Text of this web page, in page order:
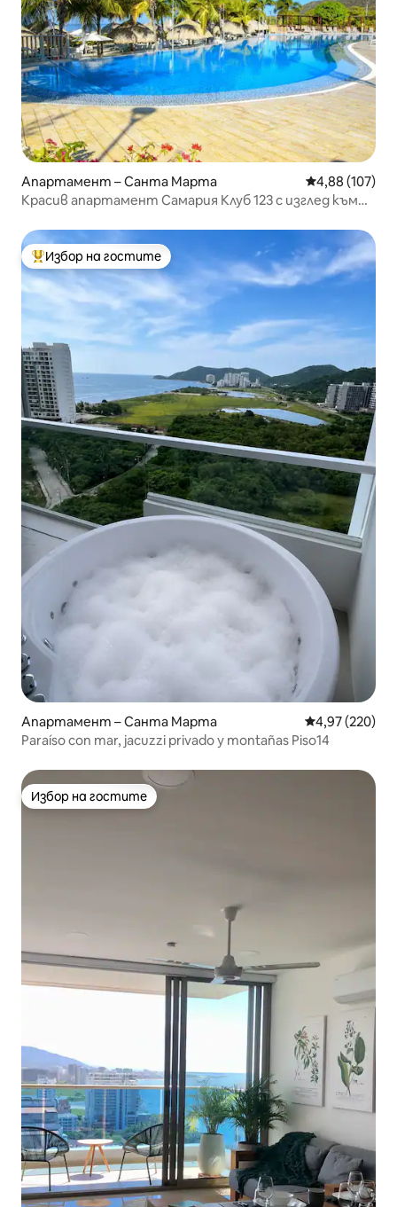
Апартамент – Санта Марта Средна
4,88 (107)
Красив апартамент Самария Клуб 123 с изглед към
Най-популярен избор на гостите
Избор на гостите
Апартамент – Санта Марта Средна
4,97 (220)
Paraíso con mar, jacuzzi privado y montañas Piso14
Избор на гостите
Избор на гостите